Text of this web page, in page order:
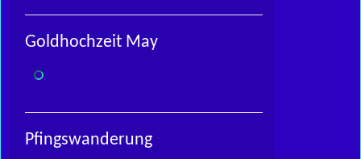
Goldhochzeit May
Pfingswanderung